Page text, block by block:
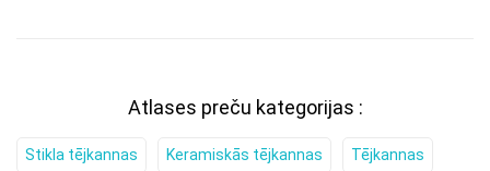
Atlases preču kategorijas :
Stikla tējkannas Keramiskās tējkannas Tējkannas